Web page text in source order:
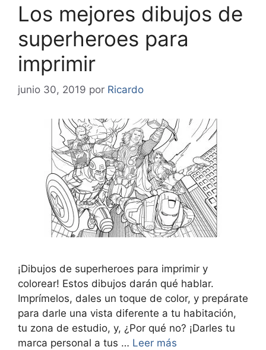
Los mejores dibujos de
superheroes para
imprimir
junio 30, 2019 por Ricardo
¡Dibujos de superheroes para imprimir y
colorear! Estos dibujos darán qué hablar.
Imprímelos, dales un toque de color, y prepárate
para darle una vista diferente a tu habitación,
tu zona de estudio, y, ¿Por qué no? ¡Darles tu
marca personal a tus … Leer más